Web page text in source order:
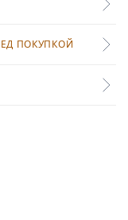
ПОКУПКОЙ